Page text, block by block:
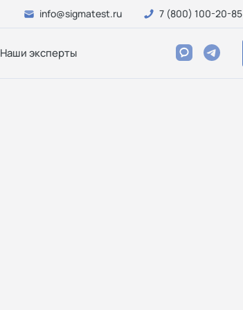
info@sigmatest.ru 7 (800) 100-20-85
Наши эксперты